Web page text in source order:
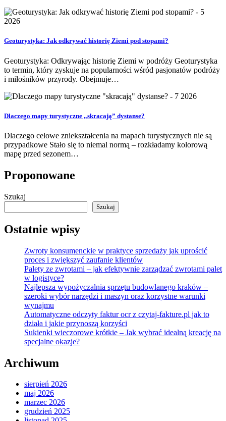
Geoturystyka: Jak odkrywać historię Ziemi pod stopami?
Geoturystyka: Odkrywając historię Ziemi w podróży Geoturystyka
to termin, który zyskuje na popularności wśród pasjonatów podróży
i miłośników przyrody. Obejmuje…
Dlaczego mapy turystyczne „skracają” dystanse?
Dlaczego celowe zniekształcenia na mapach turystycznych nie są
przypadkowe Stało się to niemal normą – rozkładamy kolorową
mapę przed sezonem…
Proponowane
Szukaj
Szukaj
Ostatnie wpisy
Zwroty konsumenckie w praktyce sprzedaży jak uprościć
proces i zwiększyć zaufanie klientów
Palety ze zwrotami – jak efektywnie zarządzać zwrotami palet
w logistyce?
Najlepsza wypożyczalnia sprzętu budowlanego kraków –
szeroki wybór narzędzi i maszyn oraz korzystne warunki
wynajmu
Automatyczne odczyty faktur ocr z czytaj-fakture.pl jak to
działa i jakie przynoszą korzyści
Sukienki wieczorowe krótkie – Jak wybrać idealną kreację na
specjalne okazje?
Archiwum
sierpień 2026
maj 2026
marzec 2026
grudzień 2025